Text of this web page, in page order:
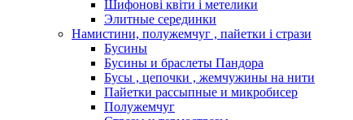
Шифонові квіти і метелики
Элитные серединки
Намистини, полужемчуг , пайетки і стрази
Бусины
Бусины и браслеты Пандора
Бусы , цепочки , жемчужины на нити
Пайетки рассыпные и микробисер
Полужемчуг